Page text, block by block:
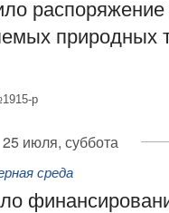
природных
р
25 июля, суббота
среда